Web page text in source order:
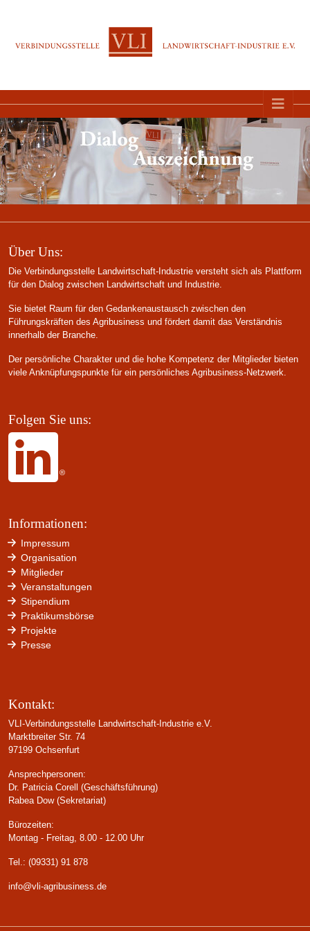
Über Uns:
Die Verbindungsstelle Landwirtschaft-Industrie versteht sich als Plattform
für den Dialog zwischen Landwirtschaft und Industrie.
Sie bietet Raum für den Gedankenaustausch zwischen den
Führungskräften des Agribusiness und fördert damit das Verständnis
innerhalb der Branche.
Der persönliche Charakter und die hohe Kompetenz der Mitglieder bieten
viele Anknüpfungspunkte für ein persönliches Agribusiness-Netzwerk.
Folgen Sie uns:
Informationen:
Impressum
Organisation
Mitglieder
Veranstaltungen
Stipendium
Praktikumsbörse
Projekte
Presse
Kontakt:
VLI-Verbindungsstelle Landwirtschaft-Industrie e.V.
Marktbreiter Str. 74
97199 Ochsenfurt
Ansprechpersonen:
Dr. Patricia Corell (Geschäftsführung)
Rabea Dow (Sekretariat)
Bürozeiten:
Montag - Freitag, 8.00 - 12.00 Uhr
Tel.: (09331) 91 878
info@vli-agribusiness.de